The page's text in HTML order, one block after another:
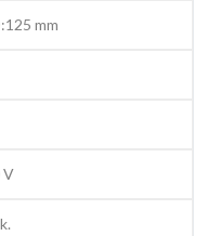
mm
V